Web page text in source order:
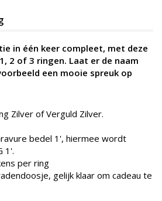
in één keer compleet, met deze
2 of 3 ringen. Laat er de naam
een mooie spreuk op
Zilver of Verguld Zilver.
bedel 1', hiermee wordt
1'.
per ring
gelijk klaar om cadeau te